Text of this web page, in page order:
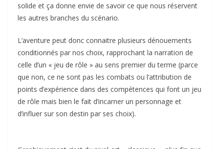
solide et ça donne envie de savoir ce que nous réservent
les autres branches du scénario.
L’aventure peut donc connaitre plusieurs dénouements
conditionnés par nos choix, rapprochant la narration de
celle d’un « jeu de rôle » au sens premier du terme (parce
que non, ce ne sont pas les combats ou l’attribution de
points d’expérience dans des compétences qui font un jeu
de rôle mais bien le fait d’incarner un personnage et
d’influer sur son destin par ses choix).